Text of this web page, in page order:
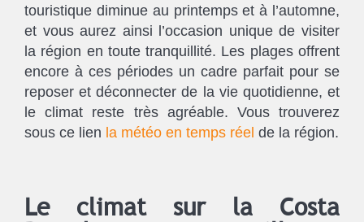
touristique diminue au printemps et à l’automne,
et vous aurez ainsi l’occasion unique de visiter
la région en toute tranquillité. Les plages offrent
encore à ces périodes un cadre parfait pour se
reposer et déconnecter de la vie quotidienne, et
le climat reste très agréable. Vous trouverez
sous ce lien la météo en temps réel de la région.
Le climat sur la Costa